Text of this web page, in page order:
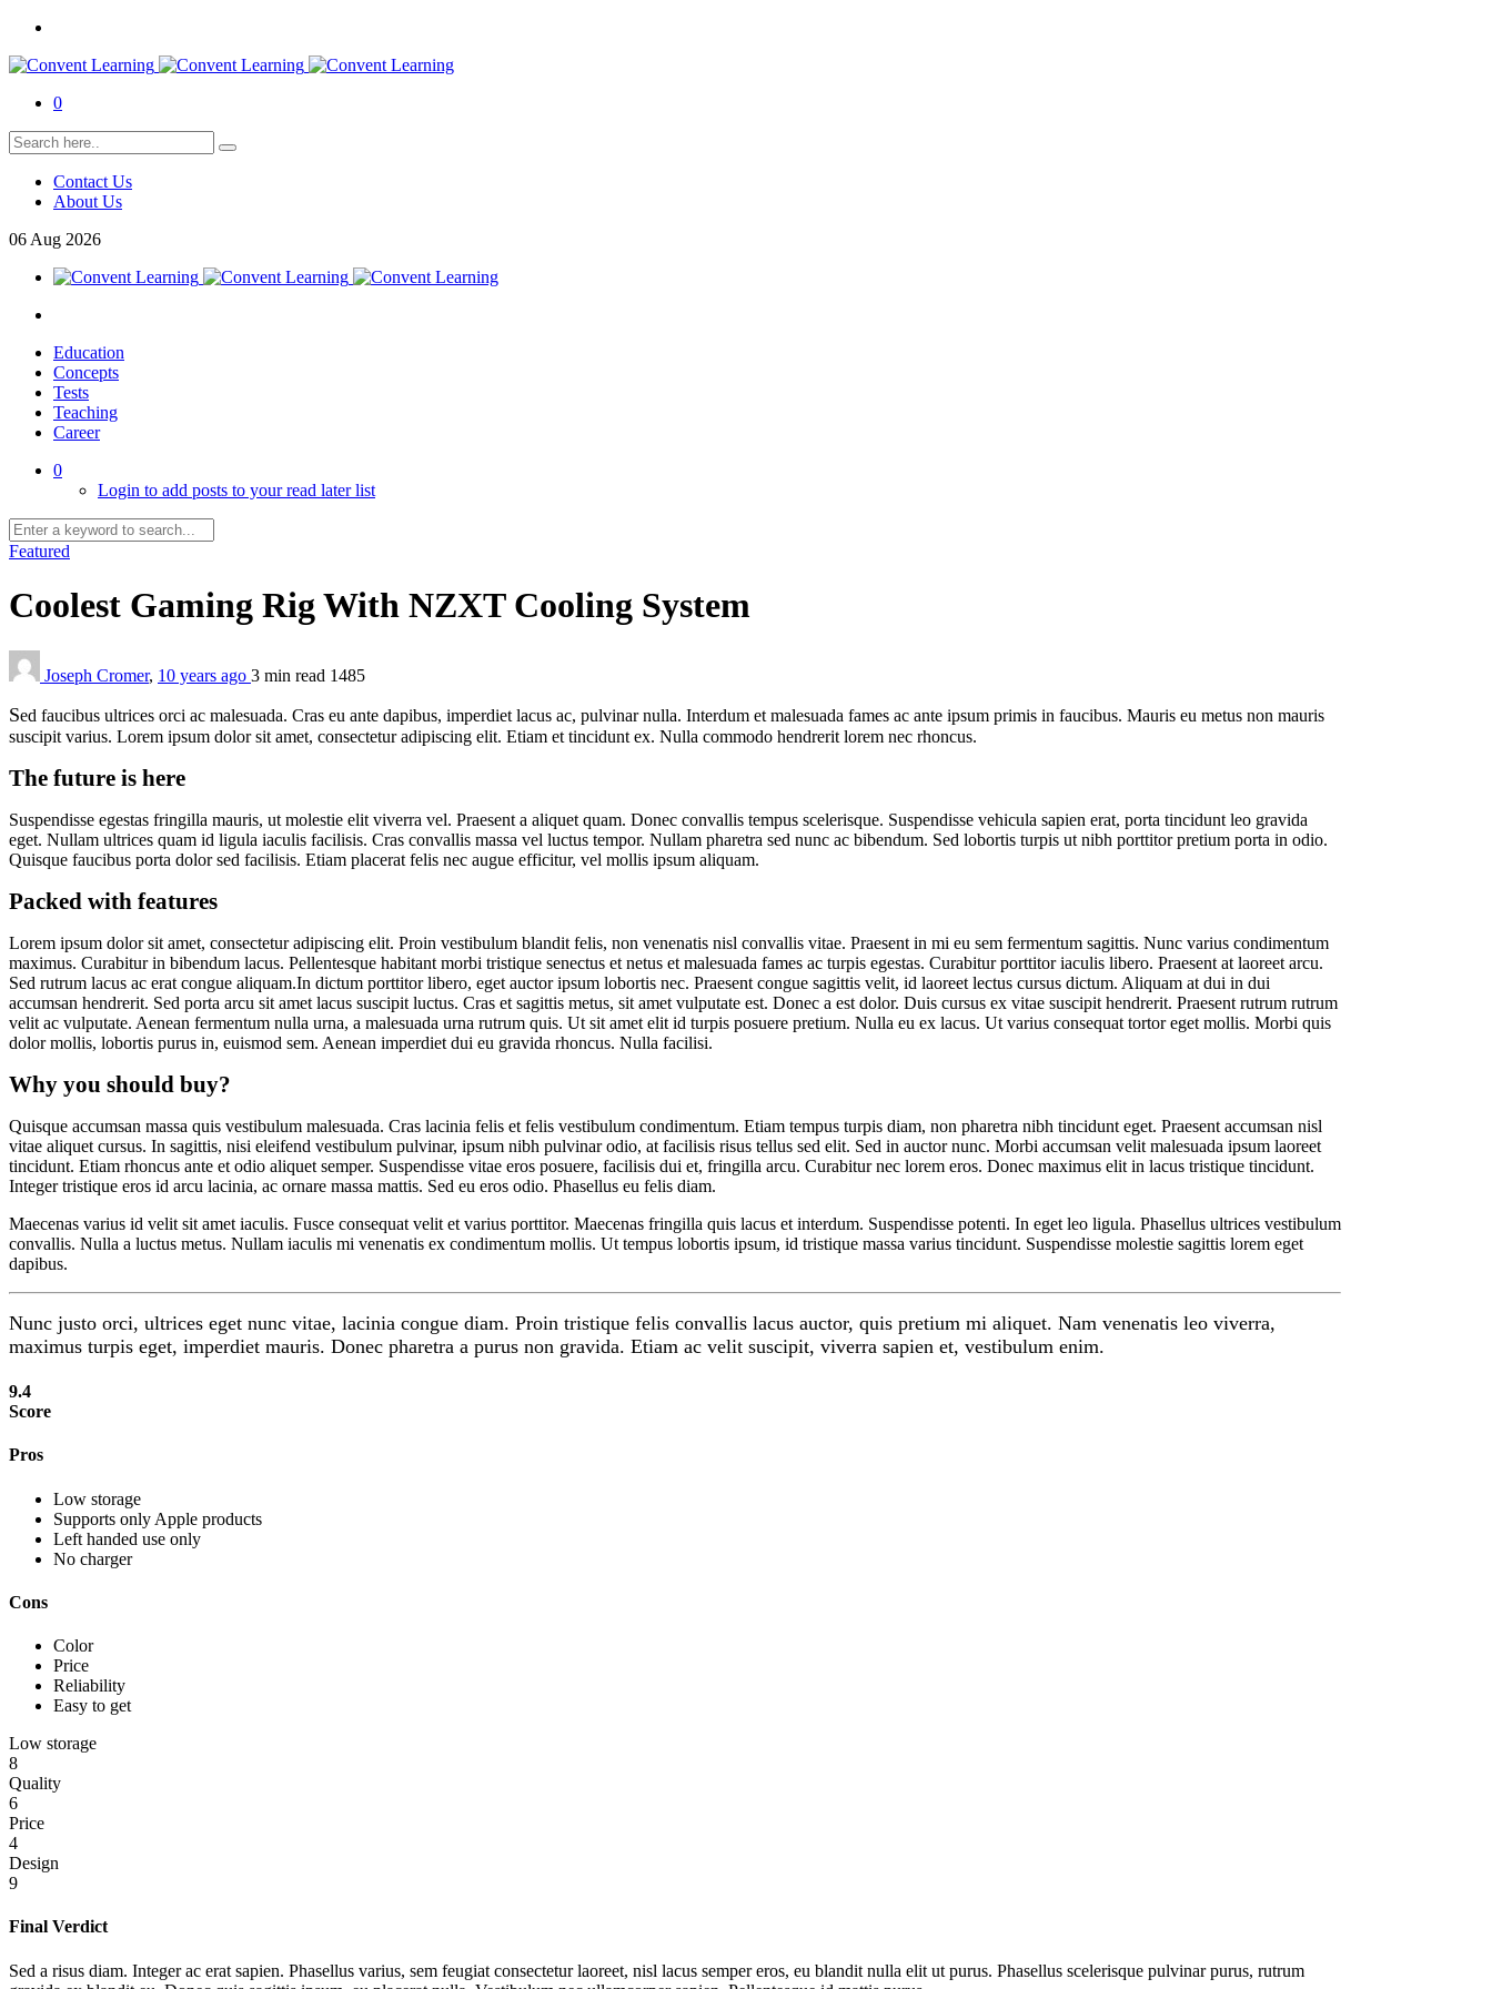
0
Contact Us
About Us
06 Aug 2026
Education
Concepts
Tests
Teaching
Career
0
Login to add posts to your read later list
Featured
Coolest Gaming Rig With NZXT Cooling System
Joseph Cromer, 10 years ago 3 min read 1485
Sed faucibus ultrices orci ac malesuada. Cras eu ante dapibus, imperdiet lacus ac, pulvinar nulla. Interdum et malesuada fames ac ante ipsum primis in faucibus. Mauris eu metus non mauris
suscipit varius. Lorem ipsum dolor sit amet, consectetur adipiscing elit. Etiam et tincidunt ex. Nulla commodo hendrerit lorem nec rhoncus.
The future is here
Suspendisse egestas fringilla mauris, ut molestie elit viverra vel. Praesent a aliquet quam. Donec convallis tempus scelerisque. Suspendisse vehicula sapien erat, porta tincidunt leo gravida
eget. Nullam ultrices quam id ligula iaculis facilisis. Cras convallis massa vel luctus tempor. Nullam pharetra sed nunc ac bibendum. Sed lobortis turpis ut nibh porttitor pretium porta in odio.
Quisque faucibus porta dolor sed facilisis. Etiam placerat felis nec augue efficitur, vel mollis ipsum aliquam.
Packed with features
Lorem ipsum dolor sit amet, consectetur adipiscing elit. Proin vestibulum blandit felis, non venenatis nisl convallis vitae. Praesent in mi eu sem fermentum sagittis. Nunc varius condimentum
maximus. Curabitur in bibendum lacus. Pellentesque habitant morbi tristique senectus et netus et malesuada fames ac turpis egestas. Curabitur porttitor iaculis libero. Praesent at laoreet arcu.
Sed rutrum lacus ac erat congue aliquam.In dictum porttitor libero, eget auctor ipsum lobortis nec. Praesent congue sagittis velit, id laoreet lectus cursus dictum. Aliquam at dui in dui
accumsan hendrerit. Sed porta arcu sit amet lacus suscipit luctus. Cras et sagittis metus, sit amet vulputate est. Donec a est dolor. Duis cursus ex vitae suscipit hendrerit. Praesent rutrum rutrum
velit ac vulputate. Aenean fermentum nulla urna, a malesuada urna rutrum quis. Ut sit amet elit id turpis posuere pretium. Nulla eu ex lacus. Ut varius consequat tortor eget mollis. Morbi quis
dolor mollis, lobortis purus in, euismod sem. Aenean imperdiet dui eu gravida rhoncus. Nulla facilisi.
Why you should buy?
Quisque accumsan massa quis vestibulum malesuada. Cras lacinia felis et felis vestibulum condimentum. Etiam tempus turpis diam, non pharetra nibh tincidunt eget. Praesent accumsan nisl
vitae aliquet cursus. In sagittis, nisi eleifend vestibulum pulvinar, ipsum nibh pulvinar odio, at facilisis risus tellus sed elit. Sed in auctor nunc. Morbi accumsan velit malesuada ipsum laoreet
tincidunt. Etiam rhoncus ante et odio aliquet semper. Suspendisse vitae eros posuere, facilisis dui et, fringilla arcu. Curabitur nec lorem eros. Donec maximus elit in lacus tristique tincidunt.
Integer tristique eros id arcu lacinia, ac ornare massa mattis. Sed eu eros odio. Phasellus eu felis diam.
Maecenas varius id velit sit amet iaculis. Fusce consequat velit et varius porttitor. Maecenas fringilla quis lacus et interdum. Suspendisse potenti. In eget leo ligula. Phasellus ultrices vestibulum
convallis. Nulla a luctus metus. Nullam iaculis mi venenatis ex condimentum mollis. Ut tempus lobortis ipsum, id tristique massa varius tincidunt. Suspendisse molestie sagittis lorem eget
dapibus.
Nunc justo orci, ultrices eget nunc vitae, lacinia congue diam. Proin tristique felis convallis lacus auctor, quis pretium mi aliquet. Nam venenatis leo viverra,
maximus turpis eget, imperdiet mauris. Donec pharetra a purus non gravida. Etiam ac velit suscipit, viverra sapien et, vestibulum enim.
9.4
Score
Pros
Low storage
Supports only Apple products
Left handed use only
No charger
Cons
Color
Price
Reliability
Easy to get
Low storage
8
Quality
6
Price
4
Design
9
Final Verdict
Sed a risus diam. Integer ac erat sapien. Phasellus varius, sem feugiat consectetur laoreet, nisl lacus semper eros, eu blandit nulla elit ut purus. Phasellus scelerisque pulvinar purus, rutrum